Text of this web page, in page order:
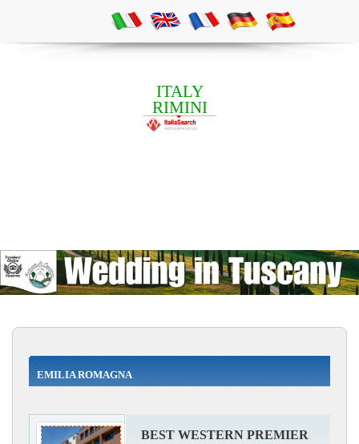
ITALY
RIMINI
EMILIA ROMAGNA
BEST WESTERN PREMIER